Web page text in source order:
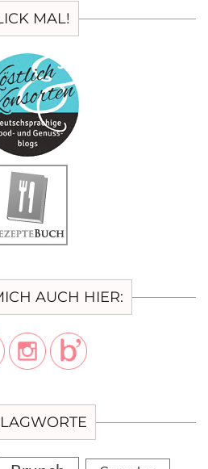
MAL!
AUCH HIER: